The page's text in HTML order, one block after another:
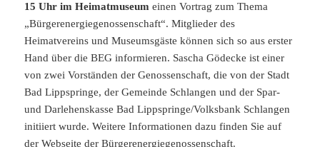
15 Uhr im Heimatmuseum einen Vortrag zum Thema
„Bürgerenergiegenossenschaft“. Mitglieder des
Heimatvereins und Museumsgäste können sich so aus erster
Hand über die BEG informieren. Sascha Gödecke ist einer
von zwei Vorständen der Genossenschaft, die von der Stadt
Bad Lippspringe, der Gemeinde Schlangen und der Spar-
und Darlehenskasse Bad Lippspringe/Volksbank Schlangen
initiiert wurde. Weitere Informationen dazu finden Sie auf
derWebseite der Bürgerenergiegenossenschaft.